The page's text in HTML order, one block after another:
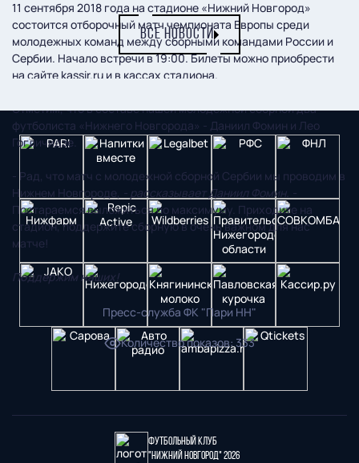
11 сентября 2018 года на стадионе «Нижний Новгород»
состоится отборочный матч чемпионата Европы среди
молодежных команд между сборными командами России и
Сербии. Начало встречи в 19:00. Билеты можно приобрести
на сайте kassir.ru и в кассах стадиона.
Отметим, что в составе нашей молодежной сборной два
футболиста «Нижнего Новгорода» - Даниил Фомин и Лео
Гогличидзе.
- Рад, что матч с молодежной сборной Сербии мы проводим в
Нижнем Новгороде, - рассказывает Даниил Фомин. -
Постараемся выложиться по максимуму. Приходите на
стадион, поддержите сборную в очень важном для нас
матче!
Поддержим наших!
Пресс-служба ФК "Пари НН"
Количество показов:333
ВСЕ НОВОСТИ
Футбольный клуб
"Нижний Новгород" 2026